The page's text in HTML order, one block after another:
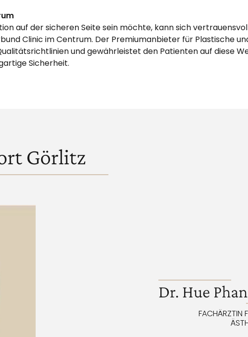
auf der sicheren Seite sein möchte, kann sich
Clinic im Centrum. Der Premiumanbieter für Plastische
und gewährleistet den Patienten auf diese
Sicherheit.
Görlitz
Dr. Hue
FACHÄRZTIN